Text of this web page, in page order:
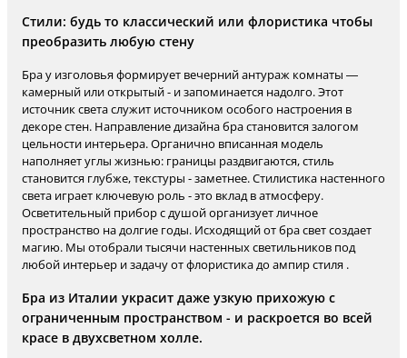
Стили: будь то классический или флористика чтобы
преобразить любую стену
Бра у изголовья формирует вечерний антураж комнаты —
камерный или открытый - и запоминается надолго. Этот
источник света служит источником особого настроения в
декоре стен. Направление дизайна бра становится залогом
цельности интерьера. Органично вписанная модель
наполняет углы жизнью: границы раздвигаются, стиль
становится глубже, текстуры - заметнее. Стилистика настенного
света играет ключевую роль - это вклад в атмосферу.
Осветительный прибор с душой организует личное
пространство на долгие годы. Исходящий от бра свет создает
магию. Мы отобрали тысячи настенных светильников под
любой интерьер и задачу от флористика до ампир стиля .
Бра из Италии украсит даже узкую прихожую с
ограниченным пространством - и раскроется во всей
красе в двухсветном холле.